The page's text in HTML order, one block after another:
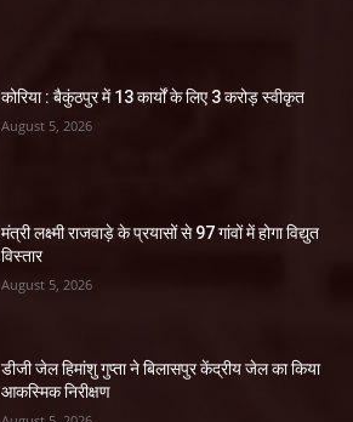
कोरिया : बैकुंठपुर में 13 कार्यों के लिए 3 करोड़ स्वीकृत
August 5, 2026
मंत्री लक्ष्मी राजवाड़े के प्रयासों से 97 गांवों में होगा विद्युत
विस्तार
August 5, 2026
डीजी जेल हिमांशु गुप्ता ने बिलासपुर केंद्रीय जेल का किया
आकस्मिक निरीक्षण